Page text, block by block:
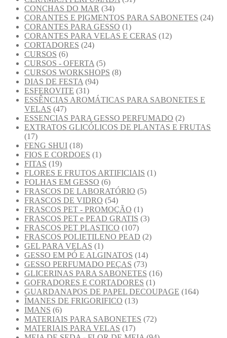
CONCHAS DO MAR (34)
CORANTES E PIGMENTOS PARA SABONETES (24)
CORANTES PARA GESSO (1)
CORANTES PARA VELAS E CERAS (12)
CORTADORES (24)
CURSOS (6)
CURSOS - OFERTA (5)
CURSOS WORKSHOPS (8)
DIAS DE FESTA (94)
ESFEROVITE (31)
ESSÊNCIAS AROMÁTICAS PARA SABONETES E
VELAS (47)
ESSENCIAS PARA GESSO PERFUMADO (2)
EXTRATOS GLICÓLICOS DE PLANTAS E FRUTAS
(17)
FENG SHUI (18)
FIOS E CORDOES (1)
FITAS (19)
FLORES E FRUTOS ARTIFICIAIS (1)
FOLHAS EM GESSO (6)
FRASCOS DE LABORATÓRIO (5)
FRASCOS DE VIDRO (54)
FRASCOS PET - PROMOÇÃO (1)
FRASCOS PET e PEAD GRATIS (3)
FRASCOS PET PLASTICO (107)
FRASCOS POLIETILENO PEAD (2)
GEL PARA VELAS (1)
GESSO EM PÓ E ALGINATOS (14)
GESSO PERFUMADO PEÇAS (73)
GLICERINAS PARA SABONETES (16)
GOFRADORES E CORTADORES (1)
GUARDANAPOS DE PAPEL DECOUPAGE (164)
ÍMANES DE FRIGORIFICO (13)
IMANS (6)
MATERIAIS PARA SABONETES (72)
MATERIAIS PARA VELAS (17)